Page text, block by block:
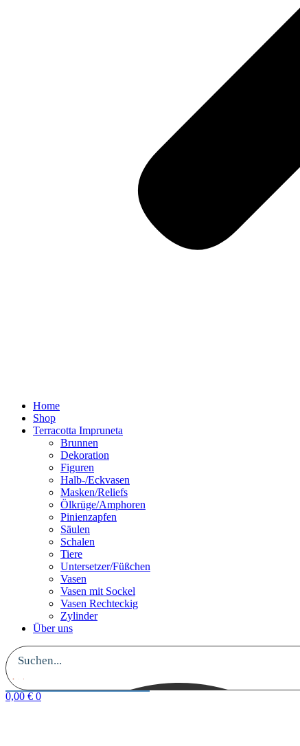
Home
Shop
Terracotta Impruneta
Brunnen
Dekoration
Figuren
Halb-/Eckvasen
Masken/Reliefs
Ölkrüge/Amphoren
Pinienzapfen
Säulen
Schalen
Tiere
Untersetzer/Füßchen
Vasen
Vasen mit Sockel
Vasen Rechteckig
Zylinder
Über uns
0,00 € 0